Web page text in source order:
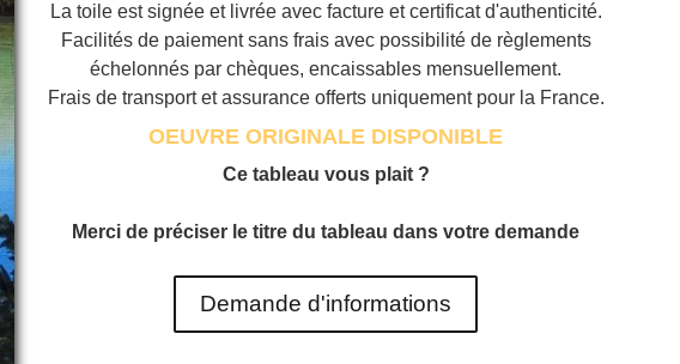
La toile est signée et livrée avec facture et certificat d'authenticité.
Facilités de paiement sans frais avec possibilité de règlements
échelonnés par chèques, encaissables mensuellement.
Frais de transport et assurance offerts uniquement pour la France.
OEUVRE ORIGINALE DISPONIBLE
Ce tableau vous plait ?
Merci de préciser le titre du tableau dans votre demande
Demande d'informations